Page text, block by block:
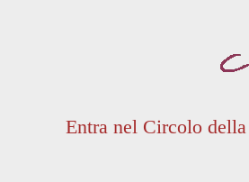
Entra nel Circolo